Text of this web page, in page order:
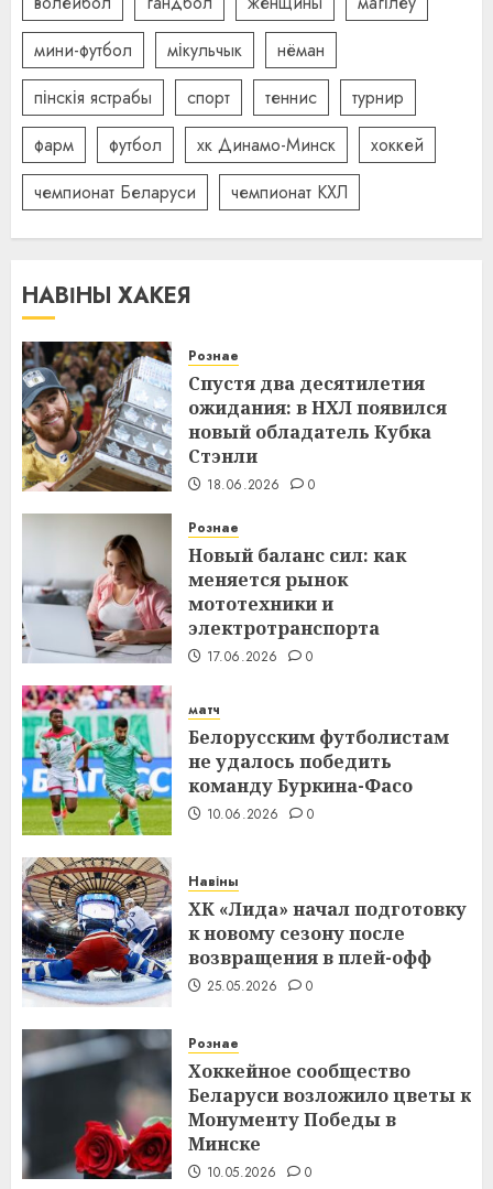
мини-футбол
мікульчык
нёман
пінскія ястрабы
спорт теннис
турнир
фарм
футбол хк Динамо-Минск
хоккей
чемпионат Беларуси
чемпионат КХЛ
НАВІНЫ ХАКЕЯ
Рознае
Спустя два десятилетия
ожидания: в НХЛ появился
новый обладатель Кубка
Стэнли
18.06.2026 0
Рознае
Новый баланс сил: как
меняется рынок
мототехники и
электротранспорта
17.06.2026 0
матч
Белорусским футболистам
не удалось победить
команду Буркина-Фасо
10.06.2026 0
Навіны
ХК «Лида» начал подготовку
к новому сезону после
возвращения в плей-офф
25.05.2026 0
Рознае
Хоккейное сообщество
Беларуси возложило цветы к
Монументу Победы в
Минске
10.05.2026 0